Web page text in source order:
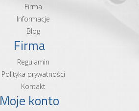
Firma
Informacje
Blog
Firma
Regulamin
Polityka prywatności
Kontakt
Moje konto